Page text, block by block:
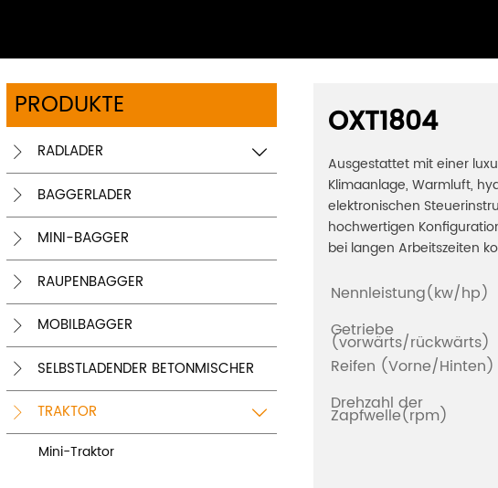
PRODUKTE
 RADLADER 
 BAGGERLADER
 MINI-BAGGER
 RAUPENBAGGER
 MOBILBAGGER
 SELBSTLADENDER BETONMISCHER
 TRAKTOR 
Mini-Traktor
OXT1804
Ausgestattet mit einer
Klimaanlage, Warmluft,
elektronischen
hochwertigen
bei langen Arbeitszeiten
Nennleistung(kw/hp)
Getriebe
(vorwärts/rückwärts)
Reifen (Vorne/
Drehzahl der
Zapfwelle(rpm)